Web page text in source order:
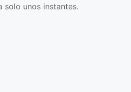
solo unos instantes.